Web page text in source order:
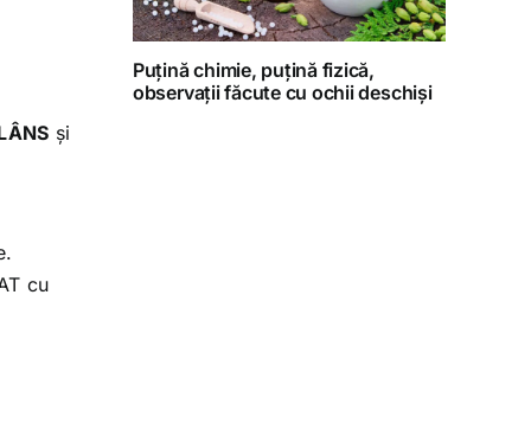
și
cu
Puțină chimie, puțină fizică,
observații făcute cu ochii deschiși